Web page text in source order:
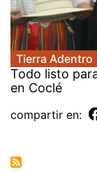
Tierra Adentro
Todo listo
en Coclé
compartir en: